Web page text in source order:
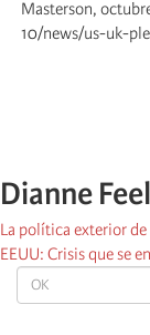
OK
Masterson,
10/news/us-uk-
Dianne
La política exterior
EEUU: Crisis que se